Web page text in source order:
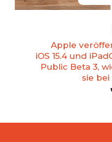
Apple
iOS 15.4 und
Public Beta 3,
sie bei